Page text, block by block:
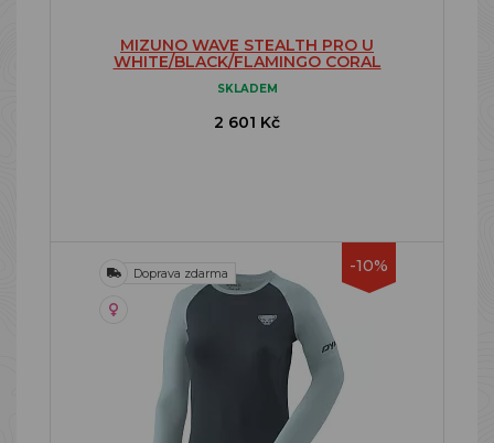
MIZUNO WAVE STEALTH PRO U
WHITE/BLACK/FLAMINGO CORAL
SKLADEM
2 601 Kč
-10%
Doprava zdarma